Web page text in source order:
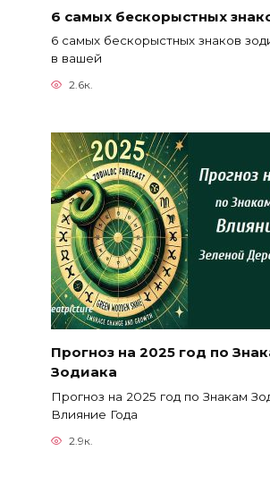
6 самых бескорыстных
6 самых бескорыстных знаков
в вашей
2.6к.
Прогноз на 2025 год по
Зодиака
Прогноз на 2025 год по Знакам
Влияние Года
2.9к.